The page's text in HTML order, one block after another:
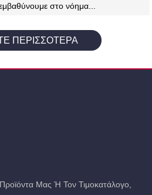
στο νόημα...
ΠΕΡΙΣΣΌΤΕΡΑ
Μας Ή Τον Τιμοκατάλογο,